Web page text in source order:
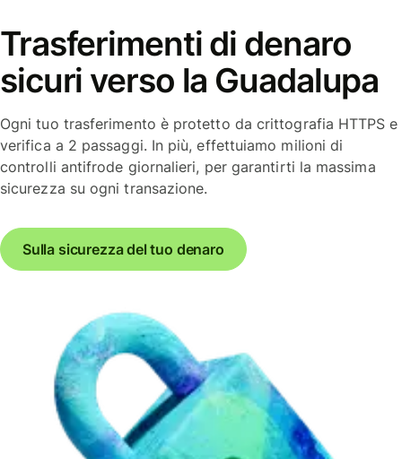
Trasferimenti di denaro
sicuri verso la Guadalupa
Ogni tuo trasferimento è protetto da crittografia HTTPS e
verifica a 2 passaggi. In più, effettuiamo milioni di
controlli antifrode giornalieri, per garantirti la massima
sicurezza su ogni transazione.
Sulla sicurezza del tuo denaro